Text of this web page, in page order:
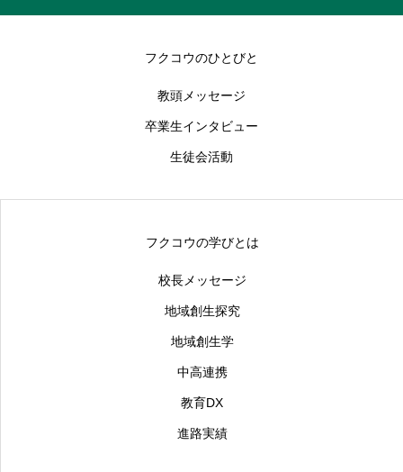
フクコウのひとびと
教頭メッセージ
卒業生インタビュー
生徒会活動
フクコウの学びとは
校長メッセージ
地域創生探究
地域創生学
中高連携
教育DX
進路実績